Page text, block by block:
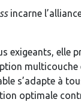
incarne
exigeants, elle
multicouche
s’adapte à
optimale